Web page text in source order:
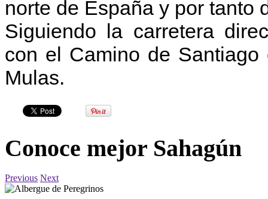
norte de España y por tanto
Siguiendo la carretera
con el Camino de
Mulas.
Conoce mejor Sahagún
Previous Next